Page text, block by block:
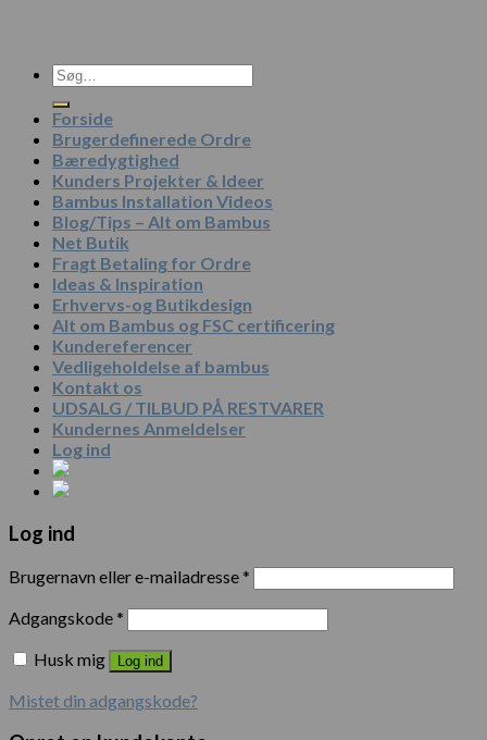
Søg
efter:
Forside
Brugerdefinerede Ordre
Bæredygtighed
Kunders Projekter & Ideer
Bambus Installation Videos
Blog/Tips – Alt om Bambus
Net Butik
Fragt Betaling for Ordre
Ideas & Inspiration
Erhvervs-og Butikdesign
Alt om Bambus og FSC certificering
Kundereferencer
Vedligeholdelse af bambus
Kontakt os
UDSALG / TILBUD PÅ RESTVARER
Kundernes Anmeldelser
Log ind
Log ind
Brugernavn eller e-mailadresse*
Adgangskode*
Husk mig
Log ind
Mistet din adgangskode?